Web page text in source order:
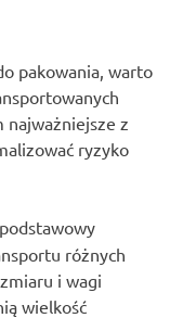
pakowania, warto
najważniejsze z
ryzyko
różnych
i wagi
wielkość